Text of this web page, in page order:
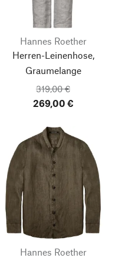
Hannes Roether
Herren-Leinenhose,
Graumelange
319,00 €
269,00 €
Hannes Roether